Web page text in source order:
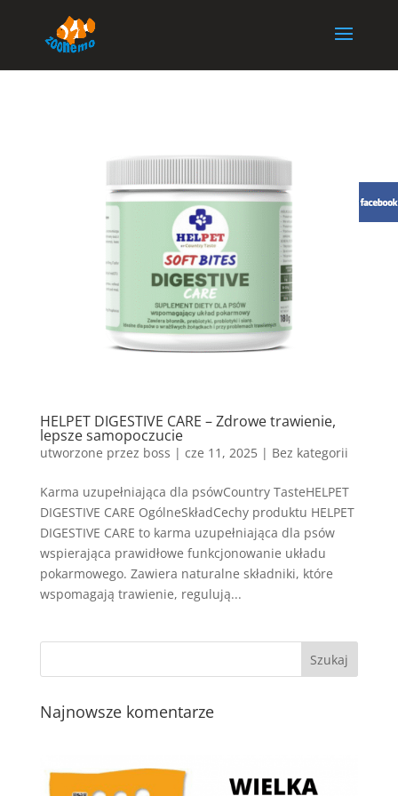
HELPET DIGESTIVE CARE – Zdrowe trawienie,
lepsze samopoczucie
utworzone przez boss | cze 11, 2025| Bez kategorii
Karma uzupełniająca dla psówCountry TasteHELPET
DIGESTIVE CARE OgólneSkładCechy produktu HELPET
DIGESTIVE CARE to karma uzupełniająca dla psów
wspierająca prawidłowe funkcjonowanie układu
pokarmowego. Zawiera naturalne składniki, które
wspomagają trawienie, regulują...
Najnowsze komentarze